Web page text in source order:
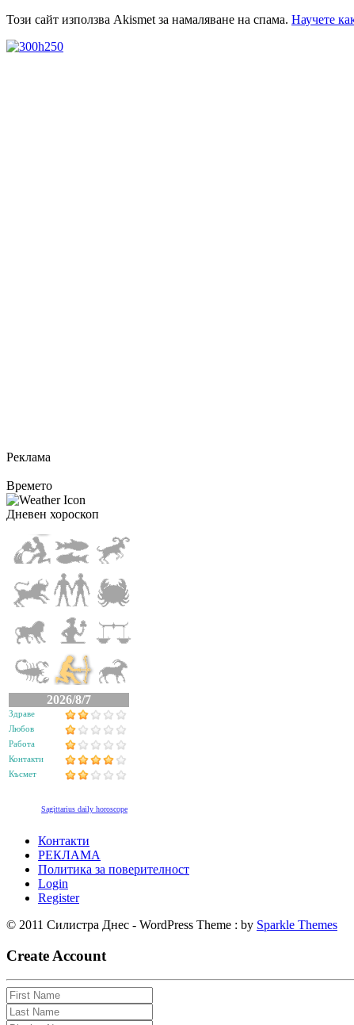
Този сайт използва Akismet за намаляване на спама. Научете
Реклама
Времето
Дневен хороскоп
2026/8/7
Здраве
Любов
Работа
Контакти
Късмет
Sagittarius daily horoscope
Контакти
РЕКЛАМА
Политика за поверителност
Login
Register
© 2011 Силистра Днес - WordPress Theme : by Sparkle Themes
Create Account